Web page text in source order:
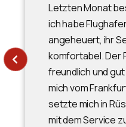
Letzten Monat
ich habe
angeheuert, ihr
komfortabel. Der
freundlich und
mich vom
setzte mich in
mit dem Service